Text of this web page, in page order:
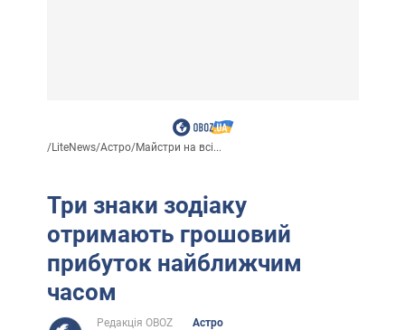
/LiteNews/Астро/Майстри на всі...
Три знаки зодіаку
отримають грошовий
прибуток найближчим
часом
Редакція OBOZ
Астро